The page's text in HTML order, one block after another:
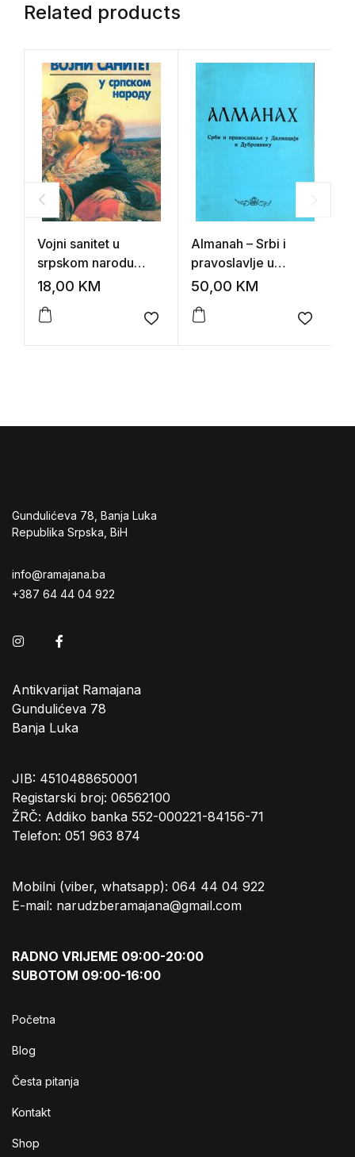
Related products
Vojni sanitet u
srpskom narodu
(grupa autora)
18,00 KM
Add to wishlist
Almanah – Srbi i
pravoslavlje u
Dalmaciji i
50,00 KM
Add to
Gundulićeva 78, Banja Luka
Republika Srpska, BiH
info@ramajana.ba
+387 64 44 04 922
Instagram
Antikvarijat Ramajana
Gundulićeva 78
Banja Luka
JIB: 4510488650001
Registarski broj: 06562100
ŽRČ: Addiko banka 552-000221-84156-71
Telefon: 051 963 874
Mobilni (viber, whatsapp): 064 44 04 922
E-mail: narudzberamajana@gmail.com
RADNO VRIJEME 09:00-20:00
SUBOTOM 09:00-16:00
Početna
Blog
Česta pitanja
Kontakt
Shop